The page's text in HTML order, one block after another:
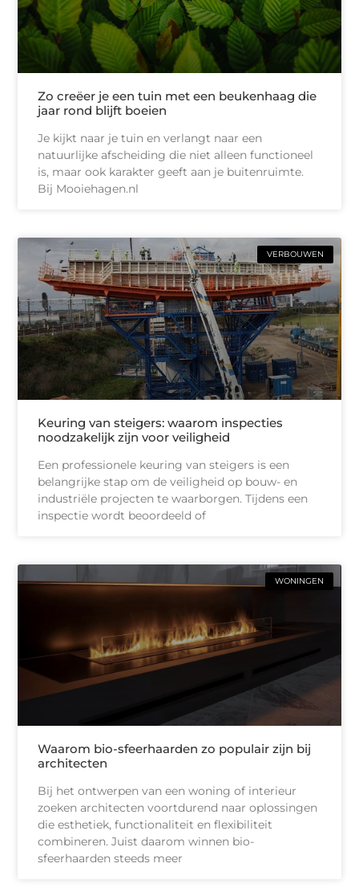
Zo creëer je een tuin met een beukenhaag die
jaar rond blijft boeien
Je kijkt naar je tuin en verlangt naar een
natuurlijke afscheiding die niet alleen functioneel
is, maar ook karakter geeft aan je buitenruimte.
Bij Mooiehagen.nl
VERBOUWEN
Keuring van steigers: waarom inspecties
noodzakelijk zijn voor veiligheid
Een professionele keuring van steigers is een
belangrijke stap om de veiligheid op bouw- en
industriële projecten te waarborgen. Tijdens een
inspectie wordt beoordeeld of
WONINGEN
Waarom bio-sfeerhaarden zo populair zijn bij
architecten
Bij het ontwerpen van een woning of interieur
zoeken architecten voortdurend naar oplossingen
die esthetiek, functionaliteit en flexibiliteit
combineren. Juist daarom winnen bio-
sfeerhaarden steeds meer